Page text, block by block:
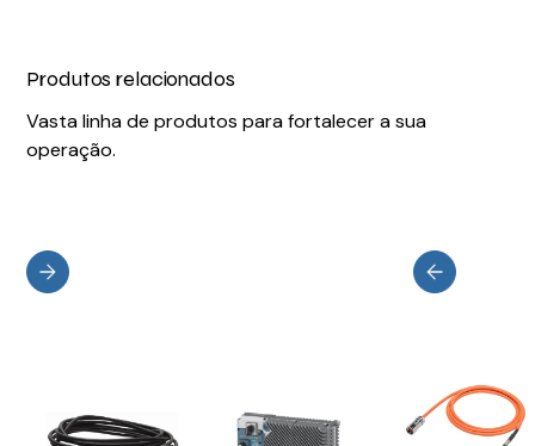
Produtos relacionados
Vasta linha de produtos para fortalecer a sua
operação.